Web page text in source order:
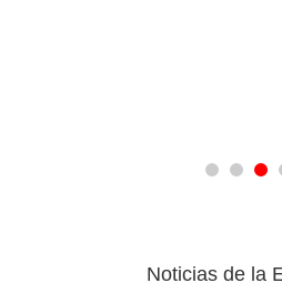
El proyecto cuenta con suministro eléctrico
electrógenos diésel de 1000KW en
Noticias de la